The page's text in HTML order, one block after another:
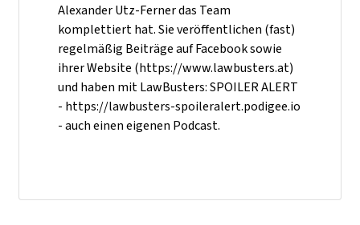
Alexander Utz-Ferner das Team
komplettiert hat. Sie veröffentlichen (fast)
regelmäßig Beiträge auf Facebook sowie
ihrer Website (https://www.lawbusters.at)
und haben mit LawBusters: SPOILER ALERT
- https://lawbusters-spoileralert.podigee.io
- auch einen eigenen Podcast.